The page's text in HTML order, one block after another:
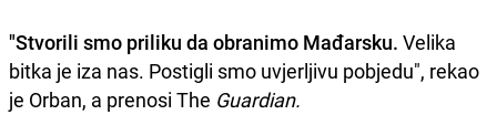
"Stvorili smo priliku da obranimo Mađarsku. Velika
bitka je iza nas. Postigli smo uvjerljivu pobjedu", rekao
je Orban, a prenosi The Guardian.